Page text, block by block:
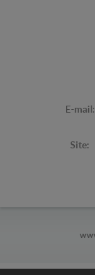
E-mail:
Site: